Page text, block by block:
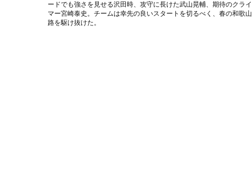
ードでも強さを見せる沢田時、攻守に長けた武山晃輔、期待のクライ
マー宮崎泰史。チームは幸先の良いスタートを切るべく、春の和歌山
路を駆け抜けた。